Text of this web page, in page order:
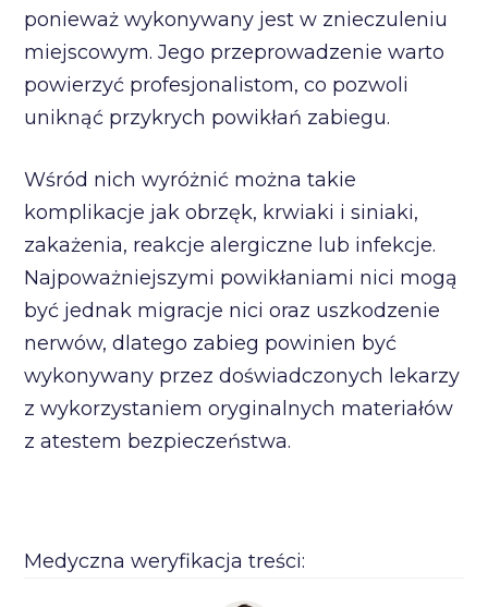
ponieważ wykonywany jest w znieczuleniu
miejscowym. Jego przeprowadzenie warto
powierzyć profesjonalistom, co pozwoli
uniknąć przykrych powikłań zabiegu.
Wśród nich wyróżnić można takie
komplikacje jak obrzęk, krwiaki i siniaki,
zakażenia, reakcje alergiczne lub infekcje.
Najpoważniejszymi powikłaniami nici mogą
być jednak migracje nici oraz uszkodzenie
nerwów, dlatego zabieg powinien być
wykonywany przez doświadczonych lekarzy
z wykorzystaniem oryginalnych materiałów
z atestem bezpieczeństwa.
Medyczna weryfikacja treści: